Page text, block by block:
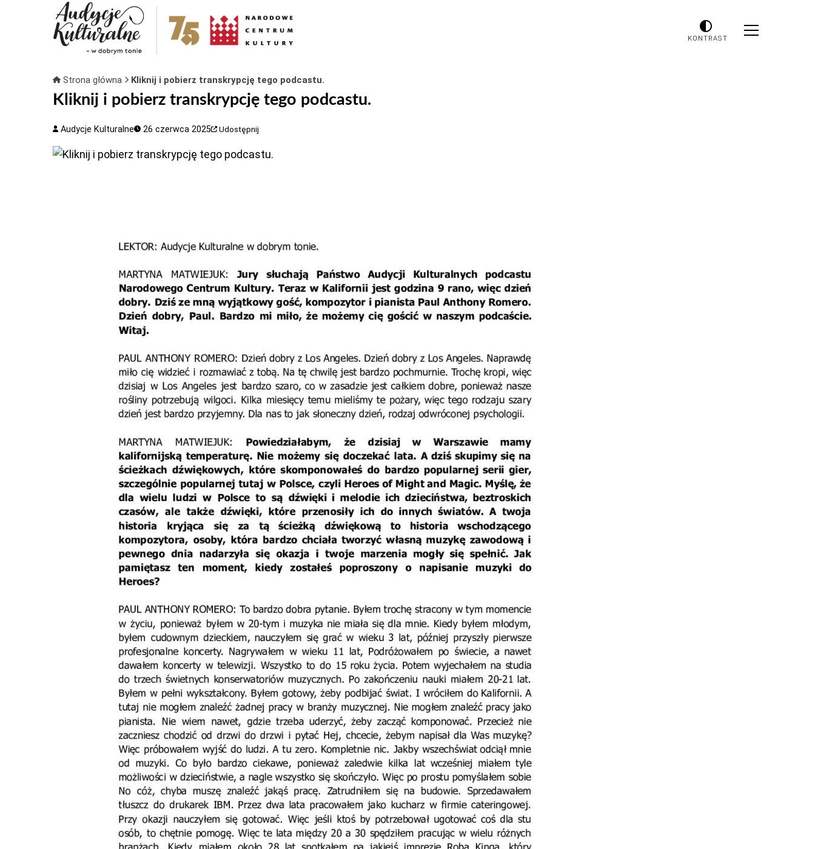
KONTRAST
Strona główna Kliknij i pobierz transkrypcję tego podcastu.
Kliknij i pobierz transkrypcję tego podcastu.
Audycje Kulturalne 26 czerwca 2025 Udostępnij